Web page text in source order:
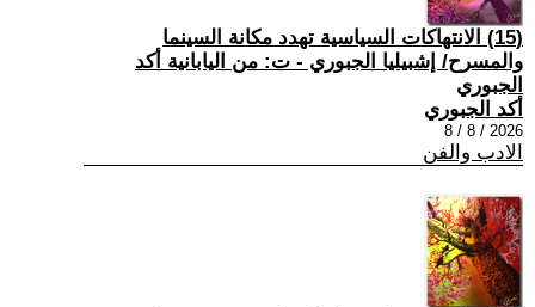
(15) الانتهاكات السياسية تهدد مكانة السينما
والمسرح/ إشبيليا الجبوري - ت: من اليابانية أكد
الجبوري
أكد الجبوري
2026 / 8 / 8
الادب والفن